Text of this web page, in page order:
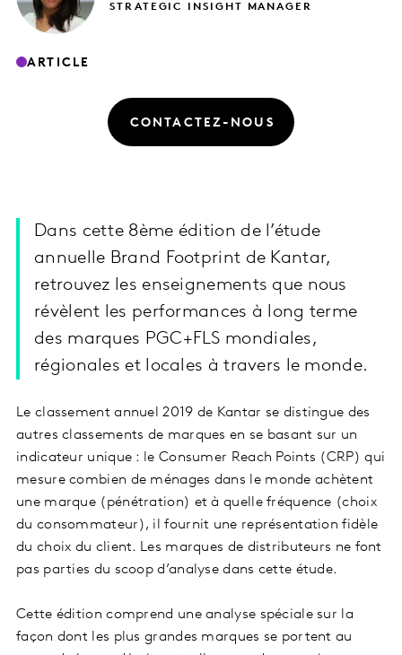
STRATEGIC INSIGHT MANAGER
ARTICLE
CONTACTEZ-NOUS
Dans cette 8ème édition de l’étude
annuelle Brand Footprint de Kantar,
retrouvez les enseignements que nous
révèlent les performances à long terme
des marques PGC+FLS mondiales,
régionales et locales à travers le monde.
Le classement annuel 2019 de Kantar se distingue des
autres classements de marques en se basant sur un
indicateur unique : le Consumer Reach Points (CRP) qui
mesure combien de ménages dans le monde achètent
une marque (pénétration) et à quelle fréquence (choix
du consommateur), il fournit une représentation fidèle
du choix du client. Les marques de distributeurs ne font
pas parties du scoop d’analyse dans cette étude.
Cette édition comprend une analyse spéciale sur la
façon dont les plus grandes marques se portent au